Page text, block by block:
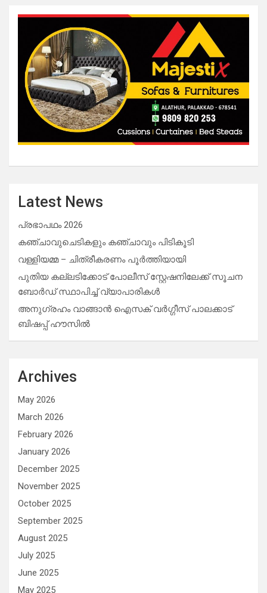
Latest News
പ്രഭാപഥം 2026
കഞ്ചാവുചെടികളും കഞ്ചാവും പിടികൂടി
വള്ളിയമ്മ – ചിത്രീകരണം പൂർത്തിയായി
പുതിയ കല്ലടിക്കോട് പോലീസ് സ്റ്റേഷനിലേക്ക് സൂചന
ബോർഡ് സ്ഥാപിച്ച് വ്യാപാരികൾ
അനുഗ്രഹം വാങ്ങാൻ ഐസക് വര്‍ഗ്ഗീസ് പാലക്കാട്
ബിഷപ്പ് ഹൗസില്‍
Archives
May 2026
March 2026
February 2026
January 2026
December 2025
November 2025
October 2025
September 2025
August 2025
July 2025
June 2025
May 2025